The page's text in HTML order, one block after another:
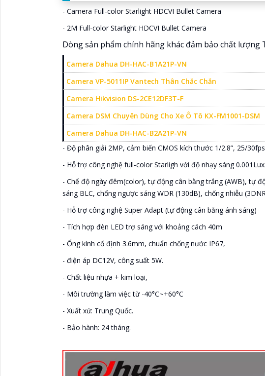
- Camera Full-color Starlight HDCVI Bullet Camera
- 2M Full-color Starlight HDCVI Bullet Camera
Dòng sản phẩm chính hãng khác đảm bảo chất lượng
Camera Dahua DH-HAC-B1A21P-VN
Camera VP-5011IP Vantech Thân Chắc Chắn
Camera Hikvision DS-2CE12DF3T-F
Camera DSM Chuyên Dùng Cho Xe Ô Tô KX-FM1001-DSM
Camera Dahua DH-HAC-B2A21P-VN
- Độ phân giải 2MP, cảm biến CMOS kích thước 1/2.8”, 25/
- Hỗ trợ công nghệ full-color Starligh với độ nhạy sáng
- Chế độ ngày đêm(color), tự động cân bằng trắng (AWB), tự
sáng BLC, chống ngược sáng WDR (130dB), chống nhiễu
- Hỗ trợ công nghệ Super Adapt (tự động cân bằng ánh sáng)
- Tích hợp đèn LED trợ sáng với khoảng cách 40m
- Ống kính cố định 3.6mm, chuẩn chống nước IP67,
- điện áp DC12V, công suất 5W.
- Chất liệu nhựa + kim loại,
- Môi trường làm việc từ -40°C~+60°C
- Xuất xứ: Trung Quốc.
- Bảo hành: 24 tháng.